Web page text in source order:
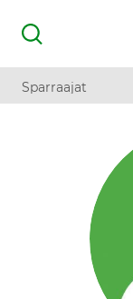
Haku
Sparraajat